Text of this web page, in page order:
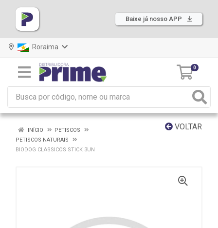
Baixe já nosso APP
Roraima
0
VOLTAR
INÍCIO
PETISCOS
PETISCOS NATURAIS
BIODOG CLASSICOS STICK 3UN